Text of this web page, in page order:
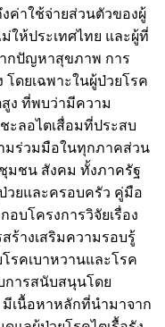
ค่าใช้จ่ายส่วนตัวของผู้
ให้ประเทศไทย และผู้ที่
ากปัญหาสุขภาพ การ
ดยเฉพาะในผู้ป่วยโรค
ง ที่พบว่ามีความ
ะลอไตเสื่อมที่ประสบ
มร่วมมือในทุกภาคส่วน
มชน สังคม ทั้งภาครัฐ
วยและครอบครัว คู่มือ
อบโครงการวิจัยเรื่อง
ร้างเสริมความรอบรู้
รคเบาหวานและโรค
การสนับสนุนโดย
เนื้อหาหลักที่นำมาจาก